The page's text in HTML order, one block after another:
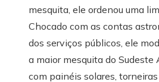
mesquita, ele ordenou uma
Chocado com as contas
dos serviços públicos, ele
a maior mesquita do Sudeste
com painéis solares,